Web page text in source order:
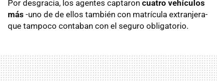
Por desgracia, los agentes captaron cuatro vehículos
más -uno de de ellos también con matrícula extranjera-
que tampoco contaban con el seguro obligatorio.